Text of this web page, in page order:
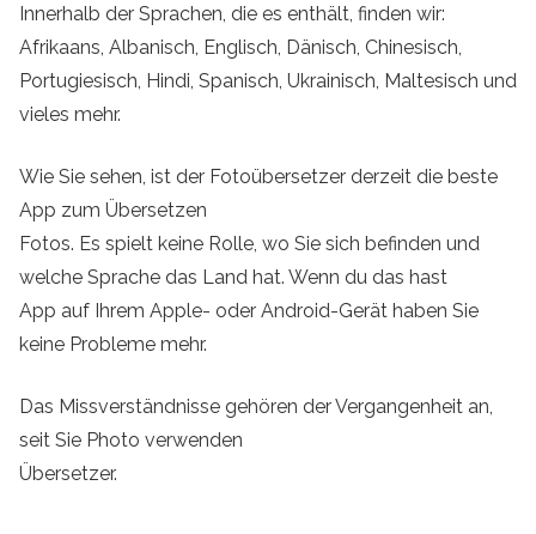
Innerhalb der Sprachen, die es enthält, finden wir:
Afrikaans, Albanisch, Englisch, Dänisch, Chinesisch,
Portugiesisch, Hindi, Spanisch, Ukrainisch, Maltesisch und
vieles mehr.
Wie Sie sehen, ist der Fotoübersetzer derzeit die beste
App zum Übersetzen
Fotos. Es spielt keine Rolle, wo Sie sich befinden und
welche Sprache das Land hat. Wenn du das hast
App auf Ihrem Apple- oder Android-Gerät haben Sie
keine Probleme mehr.
Das Missverständnisse gehören der Vergangenheit an,
seit Sie Photo verwenden
Übersetzer.